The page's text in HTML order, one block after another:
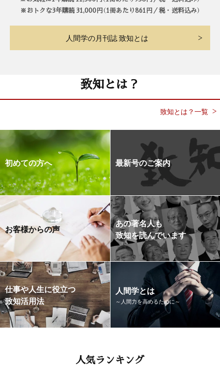
※おトクな3年購読 31,000円（1冊あたり861円／税・送料込み）
人間学の月刊誌 致知とは
致知とは？
致知とは？一覧
初めての方へ 最新号のご案内
お客様からの声
あの著名人も
致知を読んでいます
仕事や人生に役立つ
致知活用法
人間学とは
～人間力を高めるために～
人気ランキング